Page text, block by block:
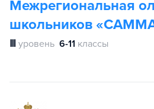
Межрегиональная
школьников
Ⅲ уровень 6-11 классы